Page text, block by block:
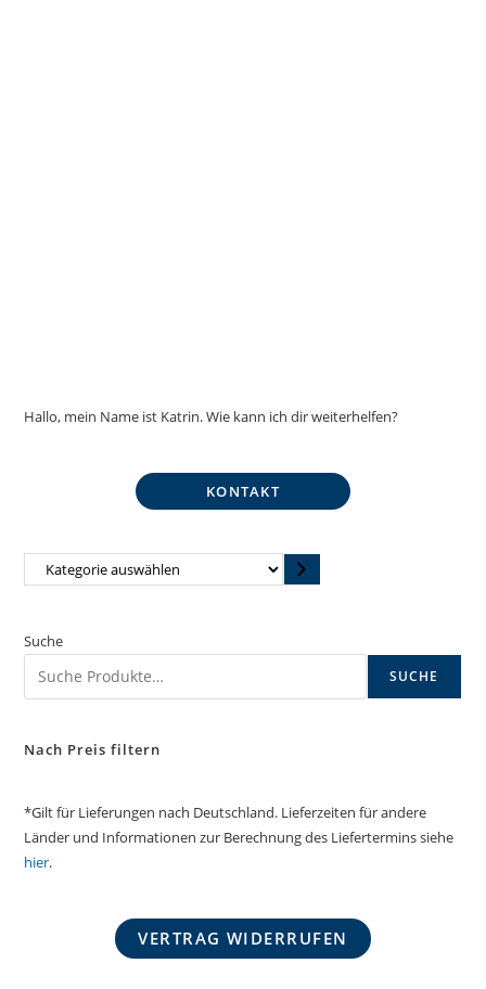
Hallo, mein Name ist Katrin. Wie kann ich dir weiterhelfen?
KONTAKT
Kategorie
Suche
SUCHE
Nach Preis filtern
*Gilt für Lieferungen nach Deutschland. Lieferzeiten für andere
Länder und Informationen zur Berechnung des Liefertermins siehe
hier.
VERTRAG WIDERRUFEN